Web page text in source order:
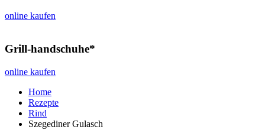
online kaufen
Grill-handschuhe*
online kaufen
Home
Rezepte
Rind
Szegediner Gulasch